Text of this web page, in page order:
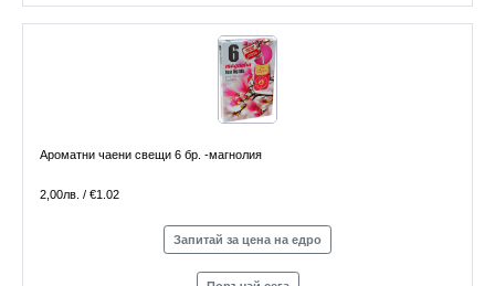
Ароматни чаени свещи 6 бр. -магнолия
2,00лв. / €1.02
Запитай за цена на едро